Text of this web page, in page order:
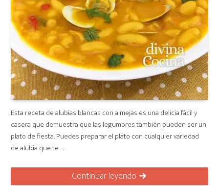
Esta receta de alubias blancas con almejas es una delicia fácil y
casera que demuestra que las legumbres también pueden ser un
plato de fiesta. Puedes preparar el plato con cualquier variedad
de alubia que te …
Continuar leyendo